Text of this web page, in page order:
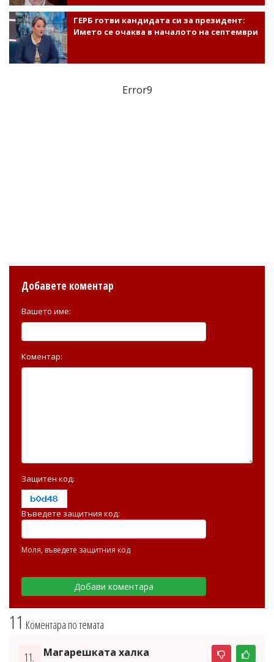
ГЕРБ готви кандидата си за президент:
Името се очаква в началото на септември
Error9
11 Коментара по темата
11. Магарешката халка
Добавете коментар
Вашето име:
Коментар:
Защитен код:
Въведете защитния код:
Моля, въведете защитния код